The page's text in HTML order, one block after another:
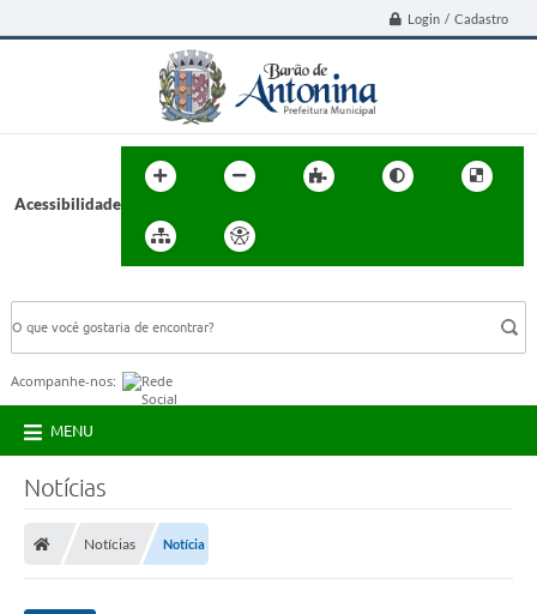
Login / Cadastro
Acessibilidade
Acompanhe-nos:
MENU
Notícias
Notícias Notícia